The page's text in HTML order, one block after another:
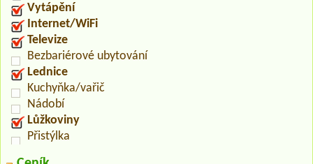
Vytápění
Internet/WiFi
Televize
Bezbariérové ubytování
Lednice
Kuchyňka/vařič
Nádobí
Lůžkoviny
Přistýlka